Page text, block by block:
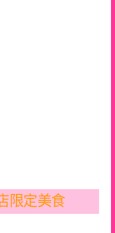
限定美食